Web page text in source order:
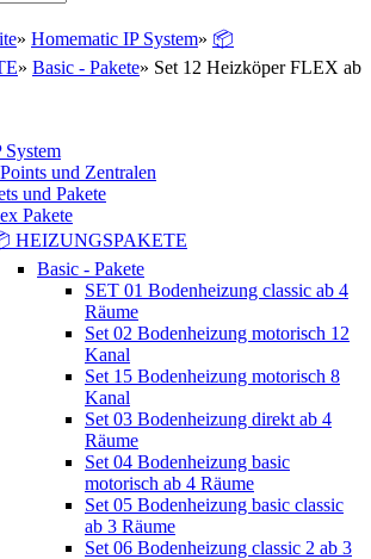
» Homematic IP System» 📦
» Basic - Pakete» Set 12 Heizköper FLEX ab
System
und Zentralen
und Pakete
Pakete
HEIZUNGSPAKETE
Basic - Pakete
SET 01 Bodenheizung classic ab 4
Räume
Set 02 Bodenheizung motorisch 12
Kanal
Set 15 Bodenheizung motorisch 8
Kanal
Set 03 Bodenheizung direkt ab 4
Räume
Set 04 Bodenheizung basic
motorisch ab 4 Räume
Set 05 Bodenheizung basic classic
ab 3 Räume
Set 06 Bodenheizung classic 2 ab 3